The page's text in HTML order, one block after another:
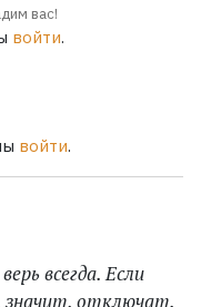
вас!
войти.
войти.
всегда. Если
значит, отключат.